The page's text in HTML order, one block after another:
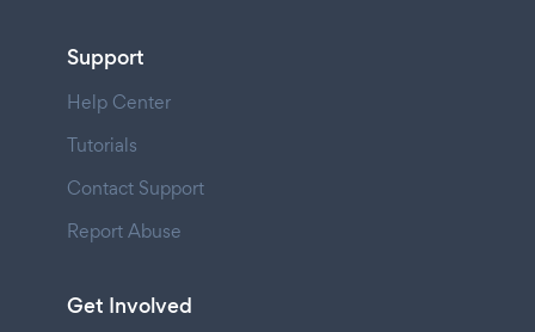
Support
Help Center
Tutorials
Contact Support
Report Abuse
Get Involved